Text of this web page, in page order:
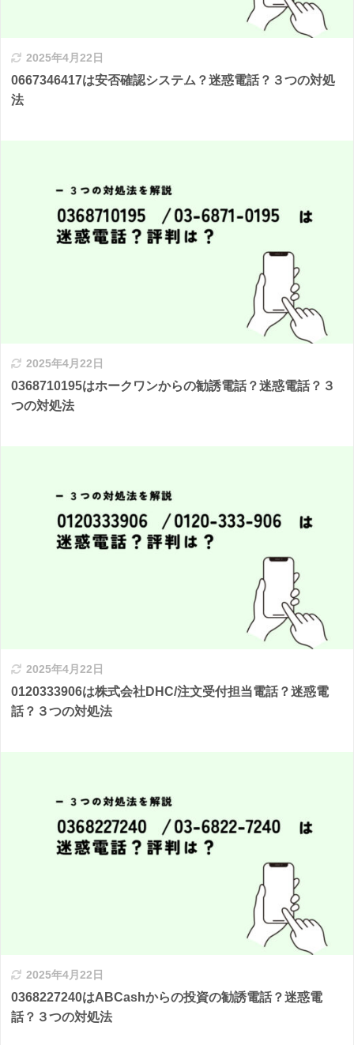
2025年4月22日
0667346417は安否確認システム？迷惑電話？３つの対処
法
2025年4月22日
0368710195はホークワンからの勧誘電話？迷惑電話？３
つの対処法
2025年4月22日
0120333906は株式会社DHC/注文受付担当電話？迷惑電
話？３つの対処法
2025年4月22日
0368227240はABCashからの投資の勧誘電話？迷惑電
話？３つの対処法